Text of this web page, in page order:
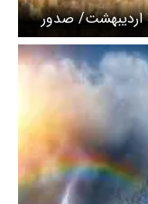
پیش بینی هوای فارس فردا پنجشنبه 31 اردیبهشت/ صدور